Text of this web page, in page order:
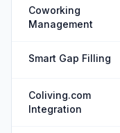
Coworking
Management
Smart Gap Filling
Coliving.com
Integration